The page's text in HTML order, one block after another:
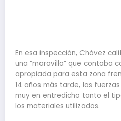
En esa inspección, Chávez
una “maravilla” que contaba
apropiada para esta zona
14 años más tarde, las
muy en entredicho tanto el
los materiales utilizados.